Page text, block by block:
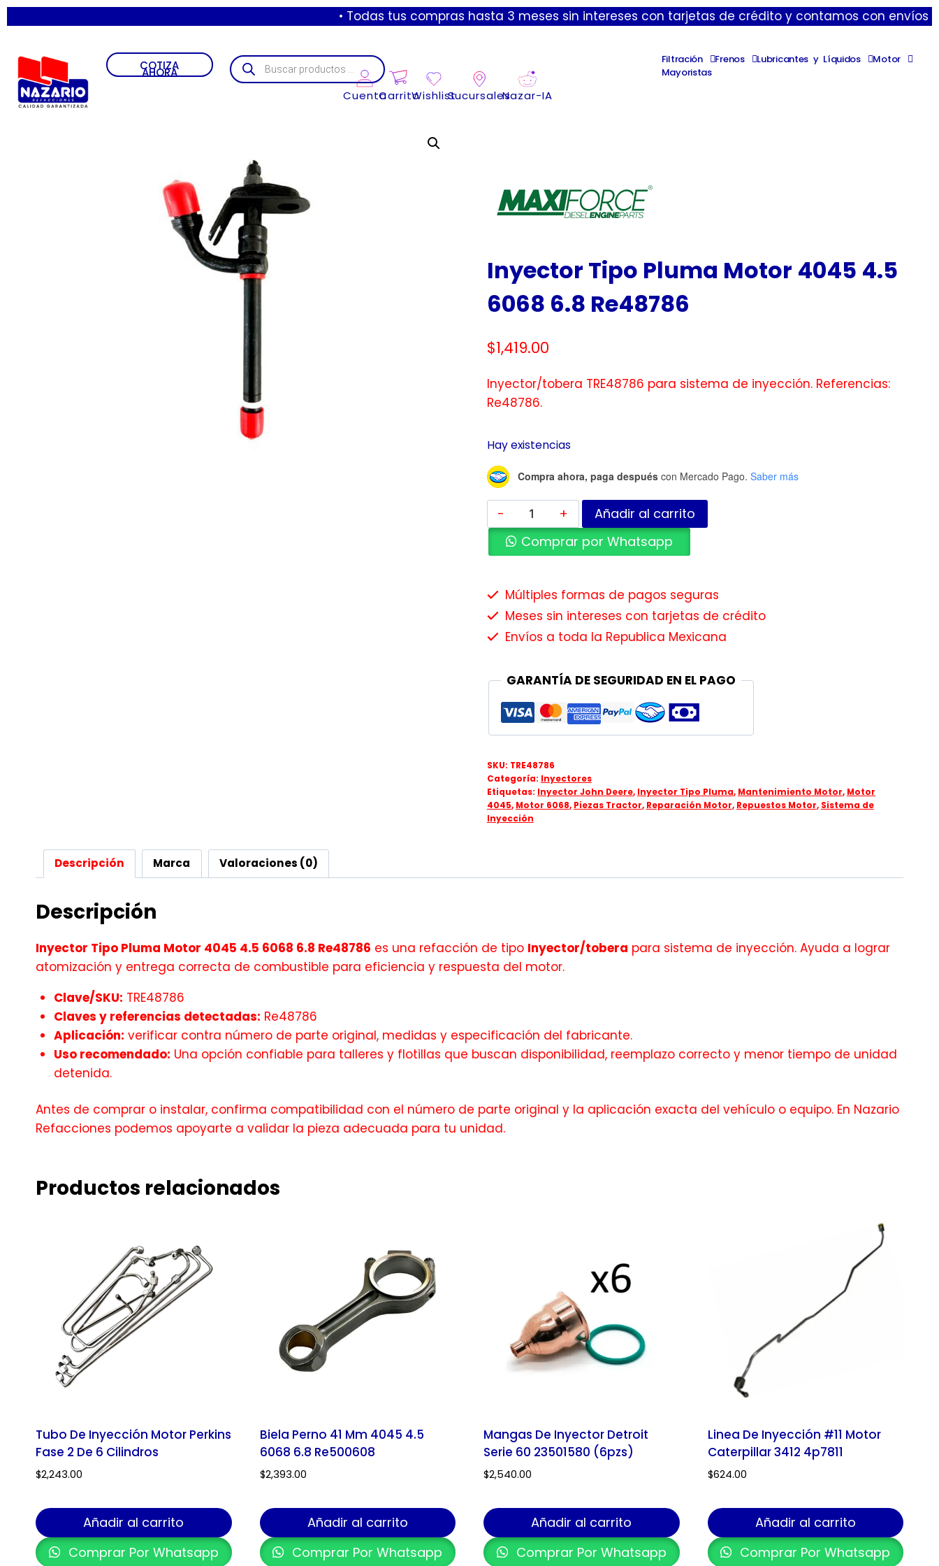
• Todas tus compras hasta 3 meses sin intereses con tarjetas de crédito y contamos con envíos express
COTIZA
AHORA
CuentaCarritoWishlistSucursalesNazar-IA
Filtración Frenos Lubricantes y Líquidos
Motor
Mayoristas
Inyector Tipo Pluma Motor 4045 4.5
6068 6.8 Re48786
$1,419.00
Inyector/tobera TRE48786 para sistema de inyección. Referencias:
Re48786.
Hay existencias
Compra ahora, paga despuéscon Mercado Pago. Saber más
Añadir al carrito
Comprar por Whatsapp
Múltiples formas de pagos seguras
Meses sin intereses con tarjetas de crédito
Envíos a toda la Republica Mexicana
GARANTÍA DE SEGURIDAD EN EL PAGO
SKU: TRE48786
Categoría: Inyectores
Etiquetas: Inyector John Deere, Inyector Tipo Pluma, Mantenimiento Motor, Motor
4045, Motor 6068, Piezas Tractor, Reparación Motor, Repuestos Motor, Sistema de
Inyección
Descripción Marca Valoraciones (0)
Descripción
Inyector Tipo Pluma Motor 4045 4.5 6068 6.8 Re48786 es una refacción de tipo Inyector/tobera para sistema de inyección. Ayuda a lograr
atomización y entrega correcta de combustible para eficiencia y respuesta del motor.
Clave/SKU: TRE48786
Claves y referencias detectadas: Re48786
Aplicación: verificar contra número de parte original, medidas y especificación del fabricante.
Uso recomendado: Una opción confiable para talleres y flotillas que buscan disponibilidad, reemplazo correcto y menor tiempo de unidad
detenida.
Antes de comprar o instalar, confirma compatibilidad con el número de parte original y la aplicación exacta del vehículo o equipo. En Nazario
Refacciones podemos apoyarte a validar la pieza adecuada para tu unidad.
Productos relacionados
Tubo De Inyección Motor Perkins
Fase 2 De 6 Cilindros
$2,243.00
Añadir al carrito
Comprar Por Whatsapp
Biela Perno 41 Mm 4045 4.5
6068 6.8 Re500608
$2,393.00
Añadir al carrito
Comprar Por Whatsapp
Mangas De Inyector Detroit
Serie 60 23501580 (6pzs)
$2,540.00
Añadir al carrito
Comprar Por Whatsapp
Linea De Inyección #11 Motor
Caterpillar 3412 4p7811
$624.00
Añadir al carrito
Comprar Por Whatsapp